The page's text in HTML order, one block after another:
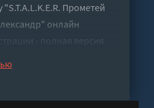
Прометей
онлайн
- полная версия